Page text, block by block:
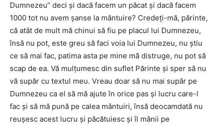
Dumnezeu” deci şi dacă facem un păcat şi dacă facem
1000 tot nu avem şanse la mântuire? Credeţi-mă, părinte,
că atât de mult mă chinui să fiu pe placul lui Dumnezeu,
însă nu pot, este greu să faci voia lui Dumnezeu, nu ştiu
ce să mai fac, patima asta pe mine mă distruge, nu pot să
scap de ea. Vă mulţumesc din suflet Părinte şi sper să nu
vă supăr cu textul meu. Vreau doar să nu mai supăr pe
Dumnezeu ca el să mă ajute în orice pas şi lucru care-l
fac şi să mă pună pe calea mântuiri, însă deocamdată nu
reuşesc acest lucru şi păcătuiesc şi îl mânii pe